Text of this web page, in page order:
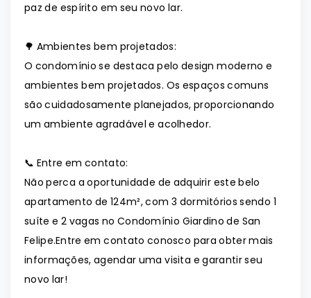
paz de espírito em seu novo lar.
🌳 Ambientes bem projetados:
O condomínio se destaca pelo design moderno e
ambientes bem projetados. Os espaços comuns
são cuidadosamente planejados, proporcionando
um ambiente agradável e acolhedor.
📞 Entre em contato:
Não perca a oportunidade de adquirir este belo
apartamento de 124m², com 3 dormitórios sendo 1
suíte e 2 vagas no Condomínio Giardino de San
Felipe.Entre em contato conosco para obter mais
informações, agendar uma visita e garantir seu
novo lar!